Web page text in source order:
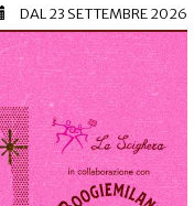
DAL23 SETTEMBRE 2026